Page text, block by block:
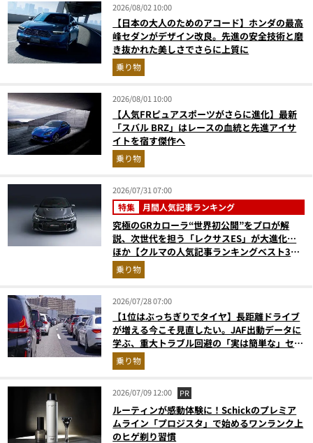
2026/08/02 10:00
【日本の大人のためのアコード】ホンダの最高
峰セダンがデザイン改良。先進の安全技術と磨
き抜かれた美しさでさらに上質に
乗り物
2026/08/01 10:00
【人気FRピュアスポーツがさらに進化】最新
「スバル BRZ」はレースの血統と先進アイサ
イトを宿す傑作へ
乗り物
2026/07/31 07:00
特集 月間人気記事ランキング
究極のGRカローラ“世界初公開”をプロが解
説、次世代を担う「レクサスES」が大進化…
ほか【クルマの人気記事ランキングベスト3】
（2026年6月版）
乗り物
2026/07/28 07:00
【1位はぶっちぎりでタイヤ】長距離ドライブ
が増える今こそ見直したい。JAF出動データに
学ぶ、重大トラブル回避の「実は簡単な」セル
フメンテ術
乗り物
2026/07/09 12:00 PR
ルーティンが感動体験に！Schickのプレミア
ムライン「プロジスタ」で始めるワンランク上
のヒゲ剃り習慣